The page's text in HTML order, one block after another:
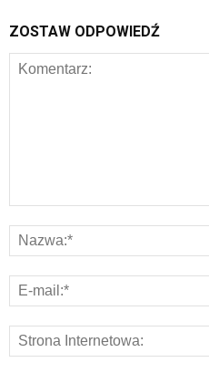
ZOSTAW ODPOWIEDŹ